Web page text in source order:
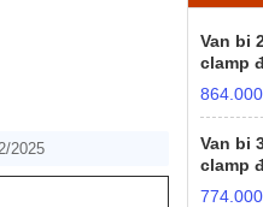
2025
Van bi
clamp
864.000
Van bi
clamp
774.000